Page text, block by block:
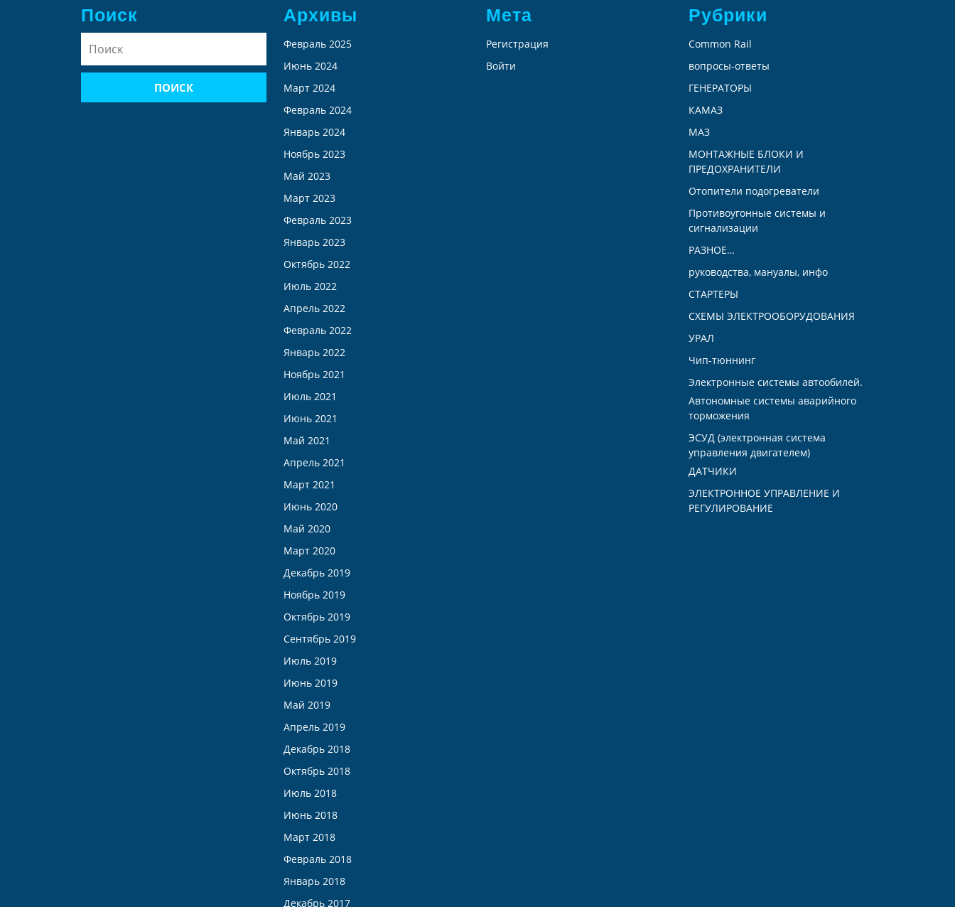
Поиск Архивы
Февраль 2025
Июнь 2024
Март 2024
Февраль 2024
Январь 2024
Ноябрь 2023
Май 2023
Март 2023
Февраль 2023
Январь 2023
Октябрь 2022
Июль 2022
Апрель 2022
Февраль 2022
Январь 2022
Ноябрь 2021
Июль 2021
Июнь 2021
Май 2021
Апрель 2021
Март 2021
Июнь 2020
Май 2020
Март 2020
Декабрь 2019
Ноябрь 2019
Октябрь 2019
Сентябрь 2019
Июль 2019
Июнь 2019
Май 2019
Апрель 2019
Декабрь 2018
Октябрь 2018
Июль 2018
Июнь 2018
Март 2018
Февраль 2018
Январь 2018
Декабрь 2017
Мета
Регистрация
Войти
Рубрики
Common Rail
вопросы-ответы
ГЕНЕРАТОРЫ
КАМАЗ
МАЗ
МОНТАЖНЫЕ БЛОКИ И
ПРЕДОХРАНИТЕЛИ
Отопители подогреватели
Противоугонные системы и
сигнализации
РАЗНОЕ…
руководства, мануалы, инфо
СТАРТЕРЫ
СХЕМЫ ЭЛЕКТРООБОРУДОВАНИЯ
УРАЛ
Чип-тюннинг
Электронные системы автообилей.
Автономные системы аварийного
торможения
ЭСУД (электронная система
управления двигателем)
ДАТЧИКИ
ЭЛЕКТРОННОЕ УПРАВЛЕНИЕ И
РЕГУЛИРОВАНИЕ